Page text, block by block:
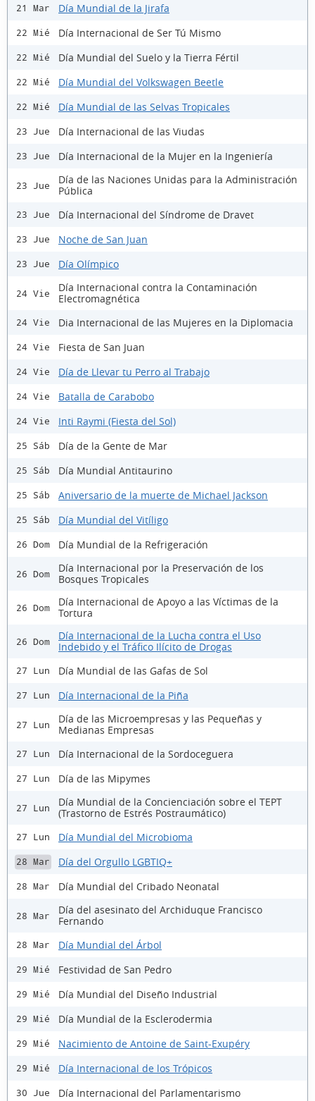
21 Mar Día Mundial de la Jirafa
22 Mié Día Internacional de Ser Tú Mismo
22 Mié Día Mundial del Suelo y la Tierra Fértil
22 Mié Día Mundial del Volkswagen Beetle
22 Mié Día Mundial de las Selvas Tropicales
23 Jue Día Internacional de las Viudas
23 Jue Día Internacional de la Mujer en la Ingeniería
23 Jue
Día de las Naciones Unidas para la Administración
Pública
23 Jue Día Internacional del Síndrome de Dravet
23 Jue Noche de San Juan
23 Jue Día Olímpico
24 Vie
Día Internacional contra la Contaminación
Electromagnética
24 Vie Dia Internacional de las Mujeres en la Diplomacia
24 Vie Fiesta de San Juan
24 Vie Día de Llevar tu Perro al Trabajo
24 Vie Batalla de Carabobo
24 Vie Inti Raymi (Fiesta del Sol)
25 Sáb Día de la Gente de Mar
25 Sáb Día Mundial Antitaurino
25 Sáb Aniversario de la muerte de Michael Jackson
25 Sáb Día Mundial del Vitíligo
26 Dom Día Mundial de la Refrigeración
26 Dom
Día Internacional por la Preservación de los
Bosques Tropicales
26 Dom
Día Internacional de Apoyo a las Víctimas de la
Tortura
26 Dom
Día Internacional de la Lucha contra el Uso
Indebido y el Tráfico Ilícito de Drogas
27 Lun Día Mundial de las Gafas de Sol
27 Lun Día Internacional de la Piña
27 Lun
Día de las Microempresas y las Pequeñas y
Medianas Empresas
27 Lun Día Internacional de la Sordoceguera
27 Lun Día de las Mipymes
27 Lun
Día Mundial de la Concienciación sobre el TEPT
(Trastorno de Estrés Postraumático)
27 Lun Día Mundial del Microbioma
28 Mar Día del Orgullo LGBTIQ+
28 Mar Día Mundial del Cribado Neonatal
28 Mar
Día del asesinato del Archiduque Francisco
Fernando
28 Mar Día Mundial del Árbol
29 Mié Festividad de San Pedro
29 Mié Día Mundial del Diseño Industrial
29 Mié Día Mundial de la Esclerodermia
29 Mié Nacimiento de Antoine de Saint-Exupéry
29 Mié Día Internacional de los Trópicos
30 Jue Día Internacional del Parlamentarismo